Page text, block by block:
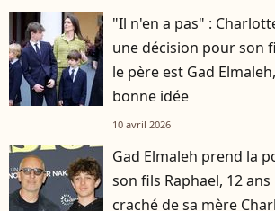
"Il n'en a pas" :
une décision pour son
le père est Gad
bonne idée
10 avril 2026
Gad Elmaleh prend la
son fils Raphael, 12
craché de sa mère